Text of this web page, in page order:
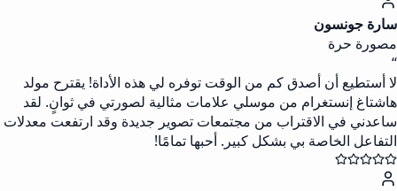
سارة جونسون
مصورة حرة
“
لا أستطيع أن أصدق كم من الوقت توفره لي هذه الأداة! يقترح مولد
هاشتاغ إنستغرام من موسلي علامات مثالية لصورتي في ثوانٍ. لقد
ساعدني في الاقتراب من مجتمعات تصوير جديدة وقد ارتفعت معدلات
التفاعل الخاصة بي بشكل كبير. أحبها تمامًا!